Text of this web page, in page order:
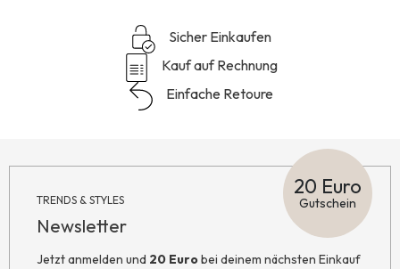
Sicher Einkaufen
Kauf auf Rechnung
Einfache Retoure
TRENDS & STYLES
Newsletter
20 Euro
Gutschein
Jetzt anmelden und 20 Eurobei deinem nächsten Einkauf